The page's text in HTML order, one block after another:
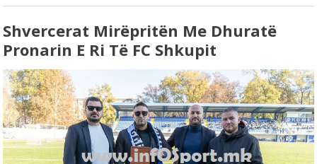
Shvercerat Mirëpritën Me Dhuratë
Pronarin E Ri Të FC Shkupit